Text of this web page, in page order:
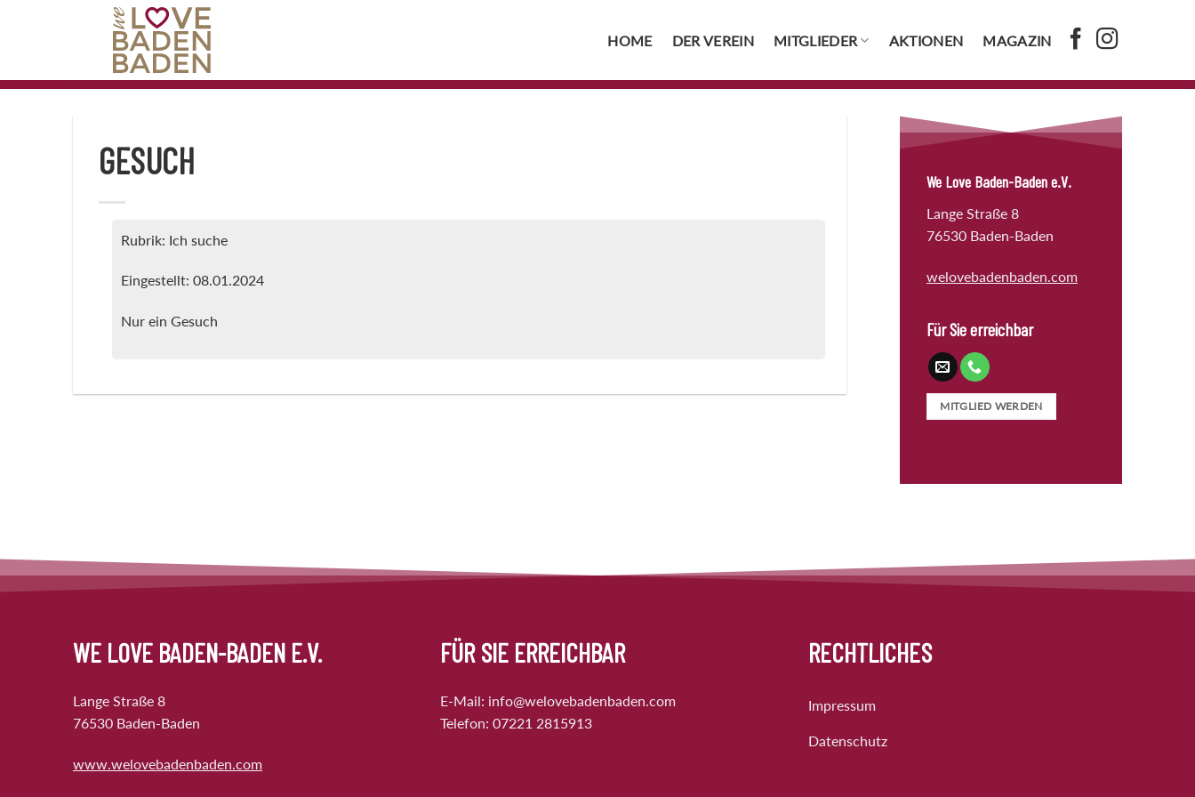
HOME DER VEREIN MITGLIEDER AKTIONEN MAGAZIN
GESUCH
Rubrik: Ich suche
Eingestellt: 08.01.2024
Nur ein Gesuch
We Love Baden-Baden e.V.
Lange Straße 8
76530 Baden-Baden
welovebadenbaden.com
Für Sie erreichbar
MITGLIED WERDEN
WE LOVE BADEN-BADEN E.V.
Lange Straße 8
76530 Baden-Baden
www.welovebadenbaden.com
FÜR SIE ERREICHBAR
E-Mail: info@welovebadenbaden.com
Telefon:07221 2815913
RECHTLICHES
Impressum
Datenschutz